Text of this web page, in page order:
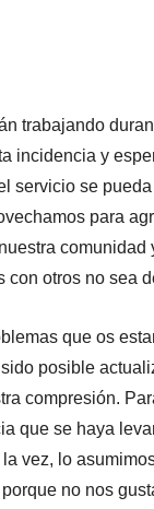
trabajando
incidencia y
servicio se pueda
para
comunidad
con otros no sea
que os
posible
compresión.
que se haya
vez, lo
no nos